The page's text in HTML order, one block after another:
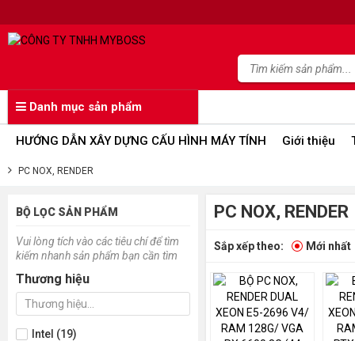
Danh mục sản phẩm
HƯỚNG DẪN XÂY DỰNG CẤU HÌNH MÁY TÍNH Giới thiệu
PC NOX, RENDER
BỘ LỌC SẢN PHẨM
Vui lòng tích vào các tiêu chí để tìm
kiếm nhanh sản phẩm bạn cần tìm
Thương hiệu
Intel (19)
PC NOX, RENDER
Sắp xếp theo: Mới nhất